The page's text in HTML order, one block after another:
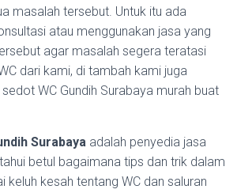
masalah tersebut. Untuk itu ada
atau menggunakan jasa yang
agar masalah segera teratasi
dari kami, di tambah kami juga
WC Gundih Surabaya murah buat
Surabaya adalah penyedia jasa
betul bagaimana tips dan trik dalam
keluh kesah tentang WC dan saluran